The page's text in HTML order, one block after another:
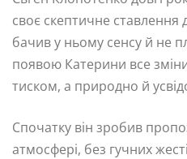
своє скептичне ставлення
бачив у ньому сенсу й не
появою Катерини все
тиском, а природно й
Спочатку він зробив
атмосфері, без гучних